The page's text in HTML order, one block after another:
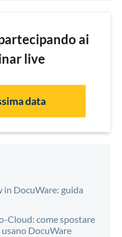
ai
live
data
DocuWare: guida
Cloud: come spostare
DocuWare